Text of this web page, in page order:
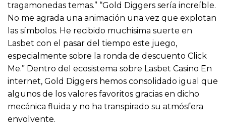
tragamonedas temas.” “Gold Diggers serí­a increíble.
No me agrada una animación una vez que explotan
las símbolos. He recibido muchisima suerte en
Lasbet con el pasar del tiempo este juego,
especialmente sobre la ronda de descuento Click
Me.” Dentro del ecosistema sobre Lasbet Casino En
internet, Gold Diggers hemos consolidado igual que
algunos de los valores favoritos gracias en dicho
mecánica fluida y no ha transpirado su atmósfera
envolvente.